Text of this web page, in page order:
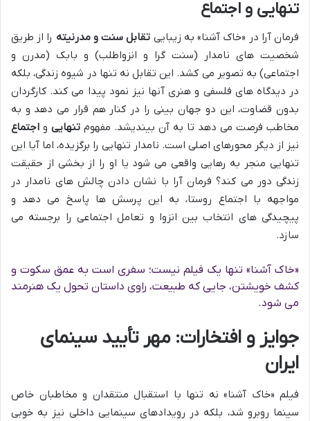
تنهایی و اجتماع
فرمان آرا در «خاک آشنا» به زیبایی تقابل سنت و مدرنیته را از طریق
شخصیت های نامدار (سنت گرا و انزواطلب) و بابک (مدرن و
اجتماعی) به تصویر می کشد. این تقابل نه تنها در شیوه زندگی، بلکه
در دیدگاه های فلسفی و هنری آنها نیز نمود پیدا می کند. کارگردان
بدون قضاوت، این دو جهان بینی را در کنار هم قرار می دهد و به
مخاطب فرصت می دهد تا به آن بیندیشد. مفهوم تنهایی و اجتماع
نیز از دیگر محورهای اصلی است. نامدار تنهایی را برگزیده، اما آیا این
تنهایی منجر به رهایی واقعی می شود یا او را از بخشی از حقیقت
زندگی دور می کند؟ فرمان آرا با نشان دادن چالش های نامدار در
مواجهه با اجتماع روستا، به این پرسش ها پاسخ می دهد و
پیچیدگی های انتخاب بین انزوا و تعامل اجتماعی را برجسته می
سازد.
«خاک آشنا» تنها یک فیلم نیست؛ سفری است به عمق سکوت و
کشف خویشتن، جایی که طبیعت، راوی داستان تحول یک هنرمند
می شود.
جوایز و افتخارات: مهر تأیید سینمای
ایران
فیلم «خاک آشنا» نه تنها با استقبال منتقدان و مخاطبان خاص
سینما روبرو شد، بلکه در رویدادهای سینمایی داخلی نیز به خوبی